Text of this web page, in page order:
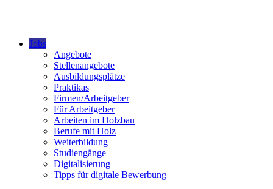
Jobs
Angebote
Stellenangebote
Ausbildungsplätze
Praktikas
Firmen/Arbeitgeber
Für Arbeitgeber
Arbeiten im Holzbau
Berufe mit Holz
Weiterbildung
Studiengänge
Digitalisierung
Tipps für digitale Bewerbung